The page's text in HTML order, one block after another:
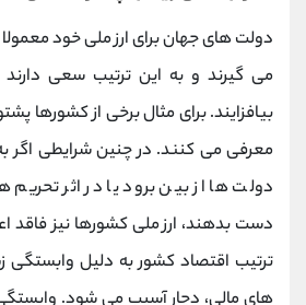
دولت های جهان برای ارز ملی خود معمولا
می گیرند و به این ترتیب سعی
بیافزایند. برای مثال برخی از کشورها
معرفی می کنند. در چنین شرایطی اگر
دولت ها از بین برود یا در اثر تحریم
دست بدهند، ارز ملی کشورها نیز فاقد
ترتیب اقتصاد کشور به دلیل وابستگی